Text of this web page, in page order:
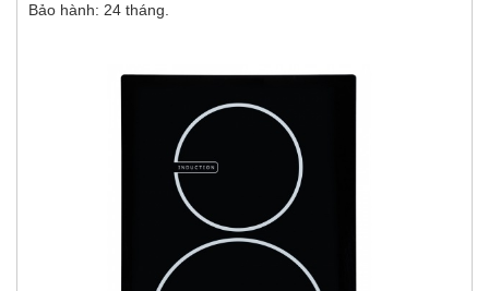
Bảo hành: 24 tháng.